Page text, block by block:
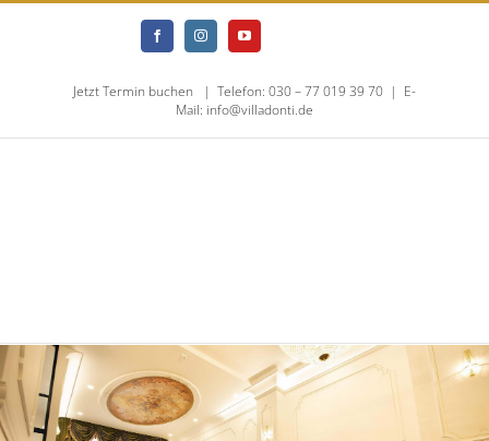
FacebookInstagramYouTube
Jetzt Termin buchen | Telefon: 030 – 77 019 39 70 | E-
Mail: info@villadonti.de